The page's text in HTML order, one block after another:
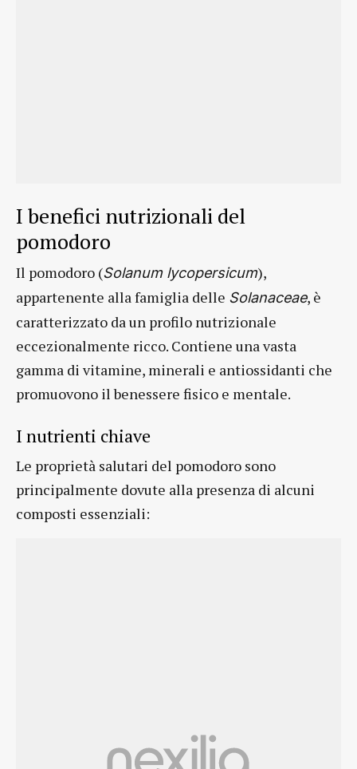
I benefici nutrizionali del
pomodoro
Il pomodoro (Solanum lycopersicum),
appartenente alla famiglia delle Solanaceae, è
caratterizzato da un profilo nutrizionale
eccezionalmente ricco. Contiene una vasta
gamma di vitamine, minerali e antiossidanti che
promuovono il benessere fisico e mentale.
I nutrienti chiave
Le proprietà salutari del pomodoro sono
principalmente dovute alla presenza di alcuni
composti essenziali: